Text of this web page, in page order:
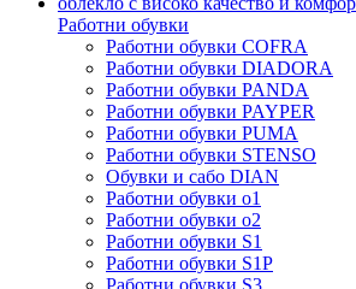
Работни обувки
Работни обувки COFRA
Работни обувки DIADORA
Работни обувки PANDA
Работни обувки PAYPER
Работни обувки PUMA
Работни обувки STENSO
Обувки и сабо DIAN
Работни обувки o1
Работни обувки o2
Работни обувки S1
Работни обувки S1P
Работни обувки S3